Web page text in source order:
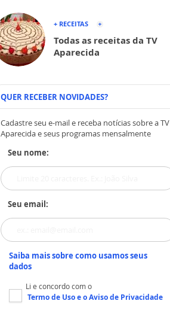
+ RECEITAS
Todas as receitas da TV
Aparecida
QUER RECEBER NOVIDADES?
Cadastre seu e-mail e receba notícias sobre a TV
Aparecida e seus programas mensalmente
Seu nome:
Seu email:
Saiba mais sobre como usamos seus
dados
Li e concordo com o
Termo de Usoe oAviso de Privacidade